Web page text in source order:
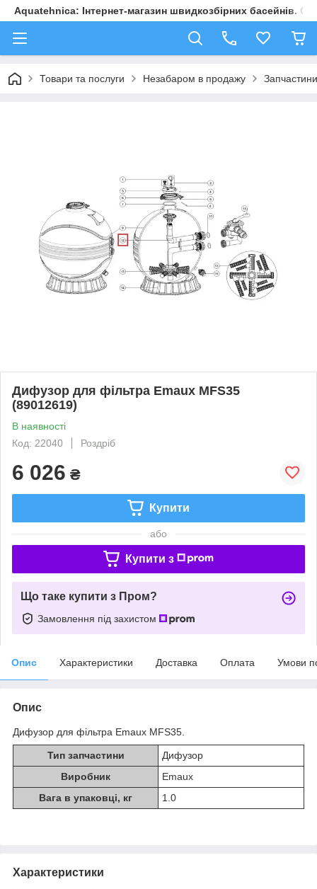
Aquatehnica: Інтернет-магазин швидкозбірних басейнів.
Товари та послуги Незабаром в продажу
Дифузор для фільтра Emaux MFS35
(89012619)
В наявності
Код: 22040
Роздріб
6 026 ₴
Купити
або
Купити з
Що таке купити з Пром?
Замовлення під захистом
Опис Характеристики Доставка Оплата Умови
Опис
Дифузор для фільтра Emaux MFS35.
Тип запчастини
Дифузор
Виробник
Emaux
Вага в упаковці, кг
1.0
Характеристики